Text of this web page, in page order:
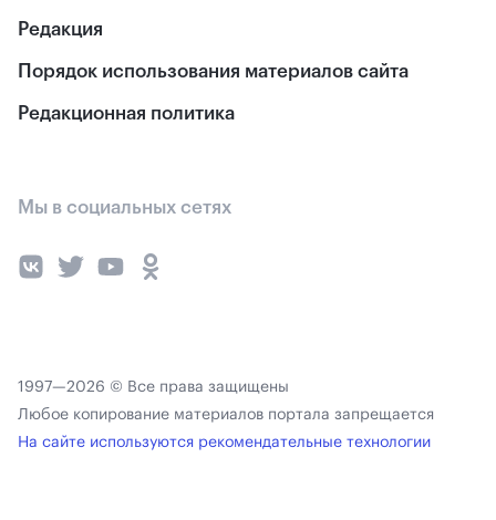
Редакция
Порядок использования материалов сайта
Редакционная политика
Мы в социальных сетях
1997—2026 © Все права защищены
Любое копирование материалов портала запрещается
На сайте используются рекомендательные технологии